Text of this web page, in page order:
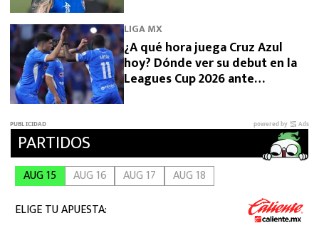
LIGA MX
¿A qué hora juega Cruz Azul
hoy? Dónde ver su debut en la
Leagues Cup 2026 ante